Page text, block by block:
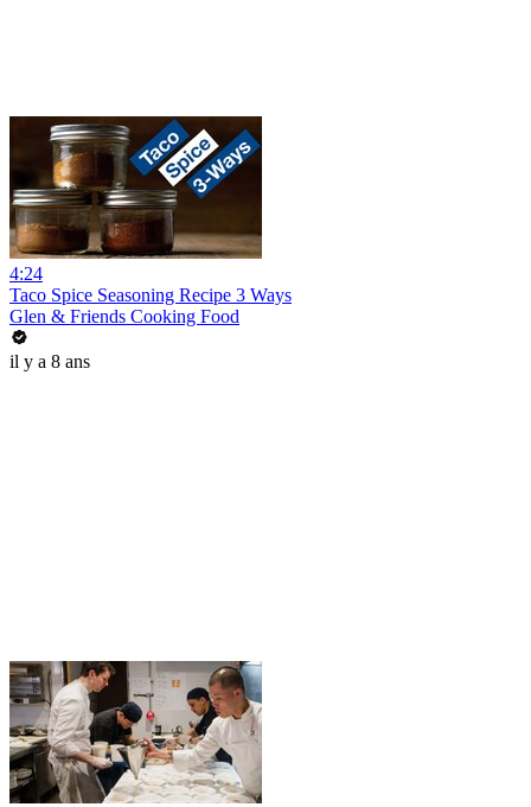
4:24
Taco Spice Seasoning Recipe 3 Ways
Glen & Friends Cooking Food
il y a 8 ans